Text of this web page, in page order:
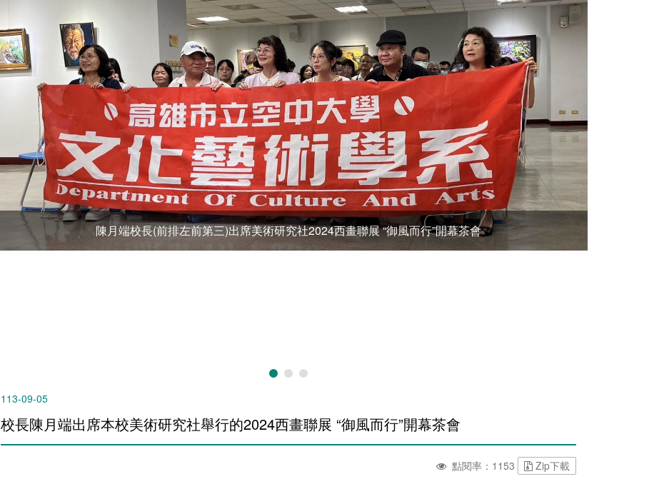
陳月端校長(前排左前第三)出席美術研究社2024西畫聯展 “御風而行”開幕茶會
113-09-05
校長陳月端出席本校美術研究社舉行的2024西畫聯展 “御風而行”開幕茶會
點閱率：1153 Zip下載